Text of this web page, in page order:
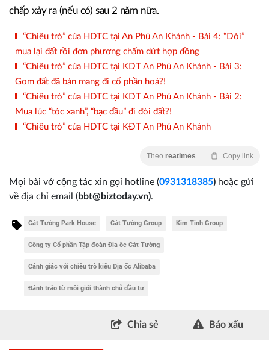
chấp xảy ra (nếu có) sau 2 năm nữa.
“Chiêu trò” của HDTC tại An Phú An Khánh - Bài 4: “Đòi”
mua lại đất rồi đơn phương chấm dứt hợp đồng
“Chiêu trò” của HDTC tại KĐT An Phú An Khánh - Bài 3:
Gom đất đã bán mang đi cổ phần hoá?!
“Chiêu trò” của HDTC tại KĐT An Phú An Khánh - Bài 2:
Mua lúc “tóc xanh”, “bạc đầu” đi đòi đất?!
“Chiêu trò” của HDTC tại KĐT An Phú An Khánh
Theo reatimes Copy link
Mọi bài vở cộng tác xin gọi hotline (0931318385) hoặc gửi
về địa chỉ email (bbt@biztoday.vn).
Cát Tường Park House Cát Tường Group Kim Tinh Group
Công ty Cổ phần Tập đoàn Địa ốc Cát Tường
Cảnh giác với chiêu trò kiểu Địa ốc Alibaba
Đánh tráo từ môi giới thành chủ đầu tư
Chia sẻ Báo xấu